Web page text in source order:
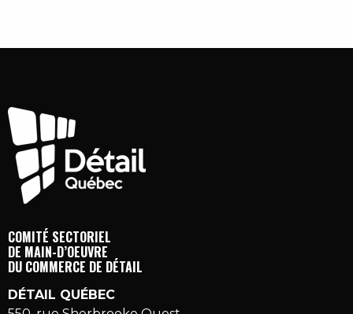
COMITÉ SECTORIEL
DE MAIN-D’OEUVRE
DU COMMERCE DE DÉTAIL
DÉTAIL QUÉBEC